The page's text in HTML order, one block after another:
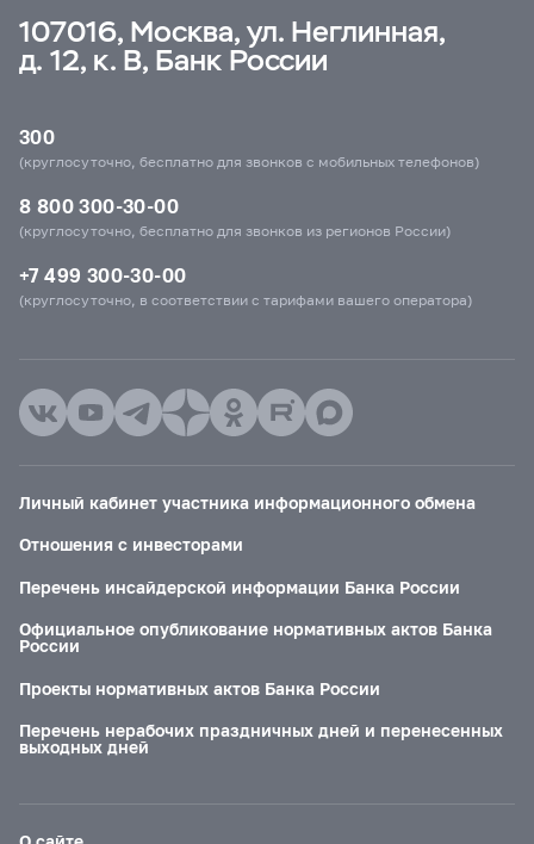
107016, Москва, ул. Неглинная,
д. 12, к. В, Банк России
300
(круглосуточно, бесплатно для звонков с мобильных телефонов)
8 800 300-30-00
(круглосуточно, бесплатно для звонков из регионов России)
+7 499 300-30-00
(круглосуточно, в соответствии с тарифами вашего оператора)
Личный кабинет участника информационного обмена
Отношения с инвесторами
Перечень инсайдерской информации Банка России
Официальное опубликование нормативных актов Банка
России
Проекты нормативных актов Банка России
Перечень нерабочих праздничных дней и перенесенных
выходных дней